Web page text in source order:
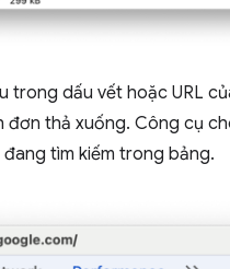
trong dấu vết hoặc URL
đơn thả xuống. Công cụ
tìm kiếm trong bảng.